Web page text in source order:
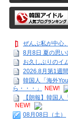
ぜんぶ私が中心
8月8日 夏の思い
お久しぶりのイ
2026.8月第1週
韓国人「海外
ら・・・」
NEW!
【朗報】韓国人
NEW!
08月08日（土）